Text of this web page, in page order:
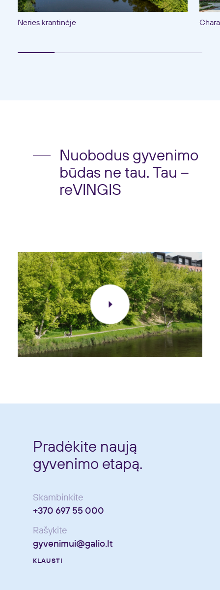
Neries krantinėje
Nuobodus gyvenimo
būdas ne tau. Tau –
reVINGIS
Pradėkite naują
gyvenimo etapą.
Skambinkite
+370 697 55 000
Rašykite
gyvenimui@galio.lt
KLAUSTI